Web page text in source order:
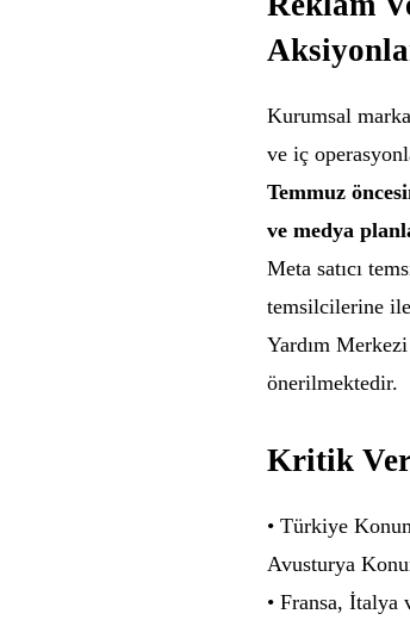
Kurumsal
ve iç
Temmuz
ve medya
Meta satıcı
temsilcilerine
Yardım
önerilmektedir.
Kritik
• Türkiye
Avusturya
• Fransa,